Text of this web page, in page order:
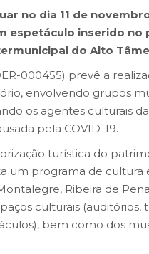
no dia 11 de
espetáculo inserido
do Alto
000455) prevê a
envolvendo grupos
os agentes culturais
pela COVID-19.
turística do
um programa de cultura
Ribeira de
culturais (auditórios,
bem como dos